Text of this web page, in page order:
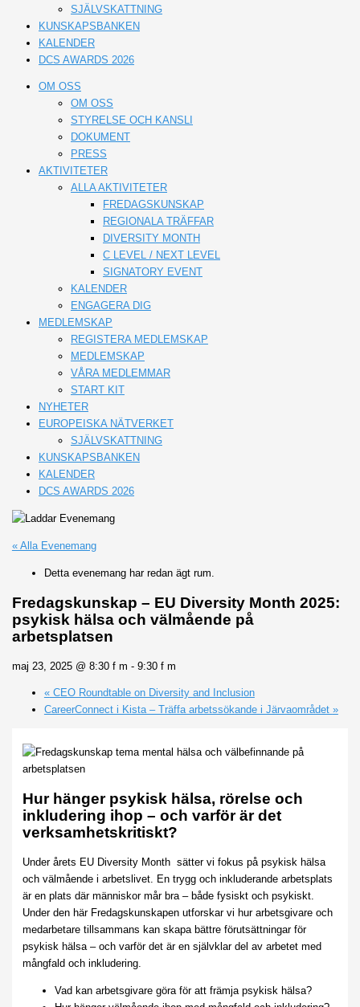
SJÄLVSKATTNING
KUNSKAPSBANKEN
KALENDER
DCS AWARDS 2026
OM OSS
OM OSS
STYRELSE OCH KANSLI
DOKUMENT
PRESS
AKTIVITETER
ALLA AKTIVITETER
FREDAGSKUNSKAP
REGIONALA TRÄFFAR
DIVERSITY MONTH
C LEVEL / NEXT LEVEL
SIGNATORY EVENT
KALENDER
ENGAGERA DIG
MEDLEMSKAP
REGISTERA MEDLEMSKAP
MEDLEMSKAP
VÅRA MEDLEMMAR
START KIT
NYHETER
EUROPEISKA NÄTVERKET
SJÄLVSKATTNING
KUNSKAPSBANKEN
KALENDER
DCS AWARDS 2026
« Alla Evenemang
Detta evenemang har redan ägt rum.
Fredagskunskap – EU Diversity Month 2025:
psykisk hälsa och välmående på
arbetsplatsen
maj 23, 2025 @ 8:30 f m - 9:30 f m
«CEO Roundtable on Diversity and Inclusion
CareerConnect i Kista – Träffa arbetssökande i Järvaområdet »
Hur hänger psykisk hälsa, rörelse och
inkludering ihop – och varför är det
verksamhetskritiskt?
Under årets EU Diversity Month sätter vi fokus på psykisk hälsa
och välmående i arbetslivet. En trygg och inkluderande arbetsplats
är en plats där människor mår bra – både fysiskt och psykiskt.
Under den här Fredagskunskapen utforskar vi hur arbetsgivare och
medarbetare tillsammans kan skapa bättre förutsättningar för
psykisk hälsa – och varför det är en självklar del av arbetet med
mångfald och inkludering.
Vad kan arbetsgivare göra för att främja psykisk hälsa?